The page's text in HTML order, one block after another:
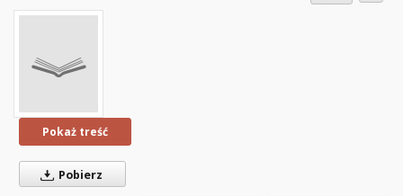
Pokaż treść
Pobierz